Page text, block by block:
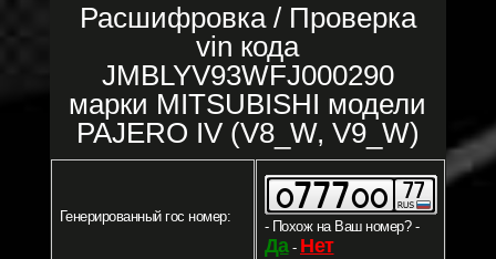
Расшифровка / Проверка
vin кода
JMBLYV93WFJ000290
марки MITSUBISHI модели
PAJERO IV (V8_W, V9_W)
Генерированный гос номер:
- Похож на Ваш номер? -
Да- Нет